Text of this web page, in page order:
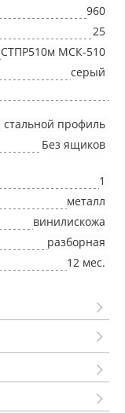
960
25
СТПР510м МСК-510
серый
стальной профиль
Без ящиков
1
металл
винилискожа
разборная
12 мес.